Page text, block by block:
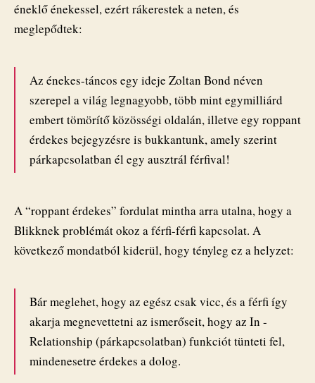
éneklő énekessel, ezért rákerestek a neten, és
meglepődtek:
Az énekes-táncos egy ideje Zoltan Bond néven
szerepel a világ legnagyobb, több mint egymilliárd
embert tömörítő közösségi oldalán, illetve egy roppant
érdekes bejegyzésre is bukkantunk, amely szerint
párkapcsolatban él egy ausztrál férfival!
A “roppant érdekes” fordulat mintha arra utalna, hogy a
Blikknek problémát okoz a férfi-férfi kapcsolat. A
következő mondatból kiderül, hogy tényleg ez a helyzet:
Bár meglehet, hogy az egész csak vicc, és a férfi így
akarja megnevettetni az ismerőseit, hogy az In ­
Relationship (párkapcsolatban) funkciót tünteti fel,
mindenesetre érdekes a dolog.